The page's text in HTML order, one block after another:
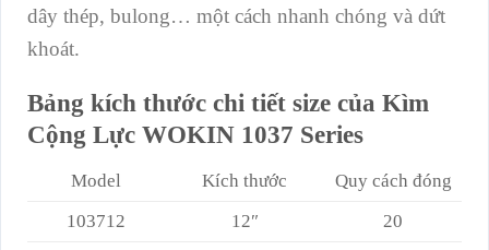
dây thép, bulong… một cách nhanh chóng và dứt
khoát.
Bảng kích thước chi tiết size của Kìm
Cộng Lực WOKIN 1037 Series
Model Kích thước
Quy cách đóng
103712
12″
20